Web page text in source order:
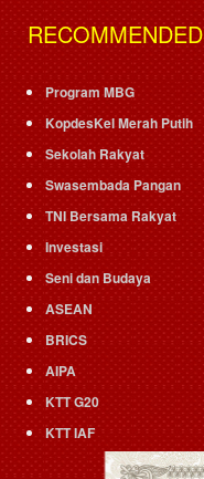
RECOMMENDED
Program MBG
KopdesKel Merah Putih
Sekolah Rakyat
Swasembada Pangan
TNI Bersama Rakyat
Investasi
Seni dan Budaya
ASEAN
BRICS
AIPA
KTT G20
KTT IAF